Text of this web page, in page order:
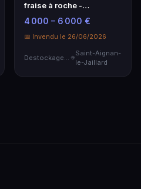
fraise à roche -
Équipement
professionnel
4 000 – 6 000 €
📅 Invendu le 26/06/2026
Destockage & Invendus
Saint-Aignan-
le-Jaillard